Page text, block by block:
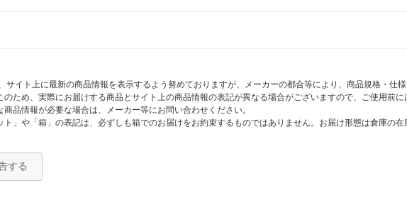
サイト上に最新の商品情報を表示するよう努めておりますが、メーカーの都合等により、商品規格・仕
のため、実際にお届けする商品とサイト上の商品情報の表記が異なる場合がございますので、ご使用前
品情報が必要な場合は、メーカー等にお問い合わせください。
ト」や「箱」の表記は、必ずしも箱でのお届けをお約束するものではありません。お届け形態は倉庫の
する